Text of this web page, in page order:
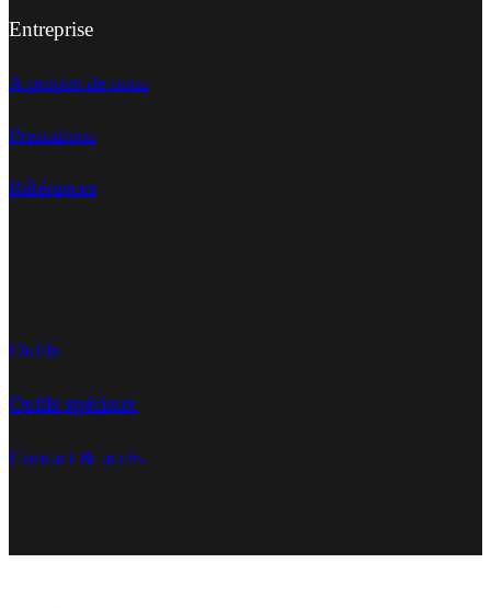
Entreprise
A propos de nous
Prestations
Références
Outils
Outils spéciaux
Contact & accès